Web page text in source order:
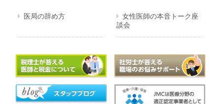
医局の辞め方
女性医師の本音トーク座
談会